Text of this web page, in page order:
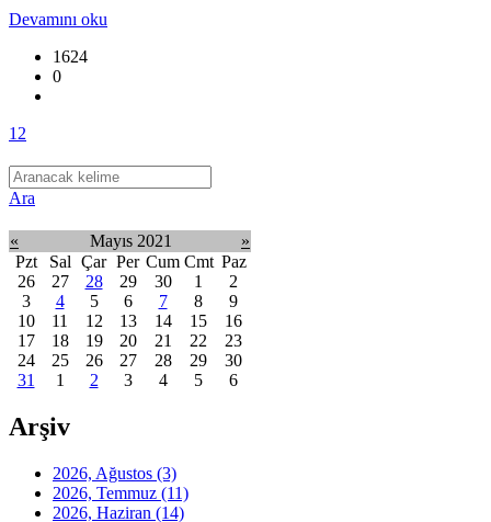
Devamını oku
1624
0
1 2
Ara
« Mayıs 2021
»
Pzt
Sal Çar Per Cum Cmt Paz
26
27 28 29 30 1
2
3
4 5 6 7 8
9
10
11 12 13 14 15
16
17
18 19 20 21 22
23
24
25 26 27 28 29
30
31
1 2 3 4 5 6
Arşiv
2026, Ağustos (3)
2026, Temmuz (11)
2026, Haziran (14)